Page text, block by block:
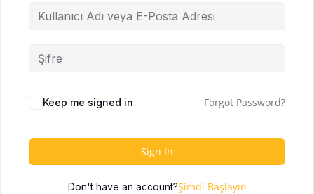
Keep me signed in Forgot Password?
Sign In
Don't have an account?Şimdi Başlayın